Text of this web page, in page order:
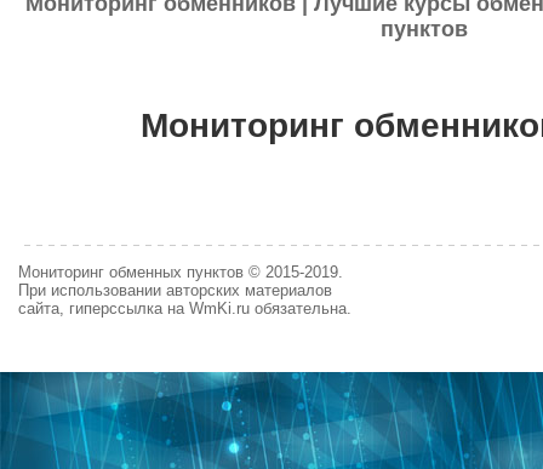
пунктов
Мониторинг
Мониторинг обменных пунктов © 2015-2019.
При использовании авторских материалов
сайта, гиперссылка на WmKi.ru обязательна.